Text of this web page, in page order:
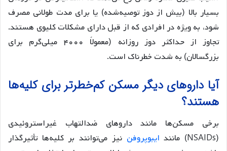
بسیار بالا (بیش از دوز توصیه‌شده) یا برای مدت طولانی مصرف
شود، به ویژه در افرادی که از قبل دارای مشکلات کلیوی هستند.
تجاوز از حداکثر دوز روزانه (معمولاً ۴۰۰۰ میلی‌گرم برای
بزرگسالان) به شدت خطرناک است.
آیا داروهای دیگر مسکن کم‌خطرتر برای کلیه‌ها
هستند؟
برخی مسکن‌ها مانند داروهای ضدالتهاب غیراستروئیدی
(NSAIDs) مانند
ایبوپروفن نیز می‌توانند بر کلیه‌ها تأثیرگذار